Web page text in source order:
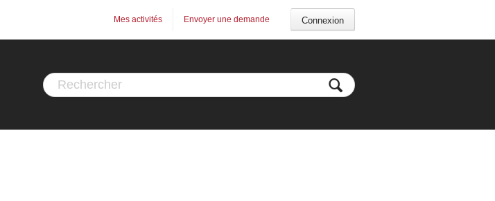
Connexion
Envoyer une demande
Mes activités